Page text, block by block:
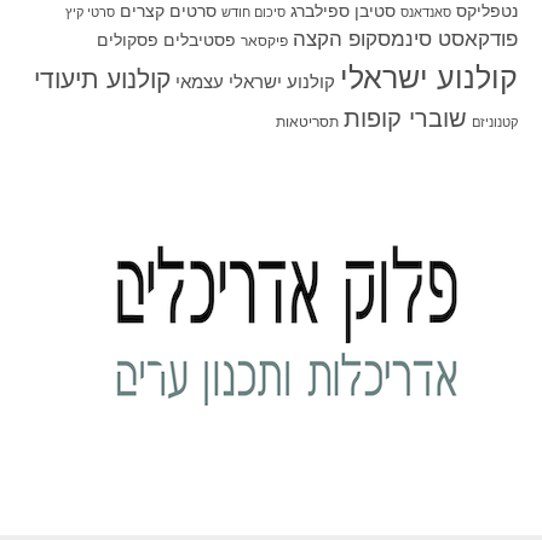
נטפליקס סאנדאנס סטיבן ספילברג סיכום חודש סרטים קצרים סרטי קיץ
פודקאסט סינמסקופ הקצה פיקסאר פסטיבלים פסקולים
קולנוע ישראלי קולנוע ישראלי עצמאי קולנוע תיעודי
קטנוניזם שוברי קופות תסריטאות